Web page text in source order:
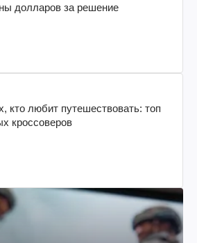
долларов за решение
кто любит путешествовать: топ
кроссоверов